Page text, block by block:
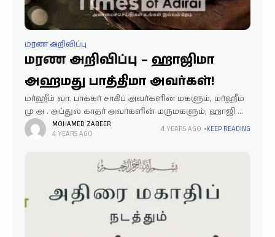
மரண அறிவிப்பு
மரண அறிவிப்பு – ஹாஜிமா
அஹமது பாத்திமா அவர்கள்!
மர்ஹீம் வா. பாக்கர் சாகிப் அவர்களின் மகளும், மர்ஹீம்
மு அ . அப்துல் காதர் அவர்களின் மருமகளும், ஹாஜி மு
செ அ . அஹமது ஜக்கரியா அவர்களின் மனைவியும்,
ஹாஜி O. சாகுல் ஹமீது அவர்களின் மாமியாரும், நூருல்
MOHAMED ZABEER
4 YEARS AGO
4 YEARS AGO KEEP READING